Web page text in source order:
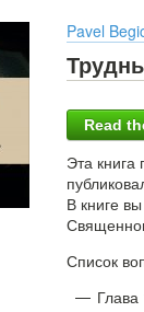
Pavel
Read
Эта книга
В книге
Список